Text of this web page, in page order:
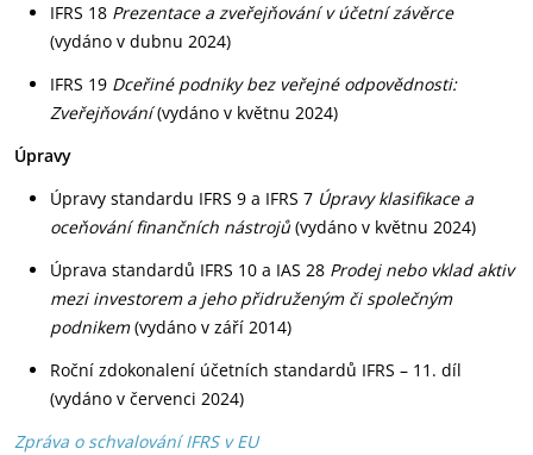
IFRS 18 Prezentace a zveřejňování v účetní závěrce
(vydáno v dubnu 2024)
IFRS 19 Dceřiné podniky bez veřejné odpovědnosti:
Zveřejňování(vydáno v květnu 2024)
Úpravy
Úpravy standardu IFRS 9 a IFRS 7 Úpravy klasifikace a
oceňování finančních nástrojů(vydáno v květnu 2024)
Úprava standardů IFRS 10 a IAS 28 Prodej nebo vklad aktiv
mezi investorem a jeho přidruženým či společným
podnikem(vydáno v září 2014)
Roční zdokonalení účetních standardů IFRS – 11. díl
(vydáno v červenci 2024)
Zpráva o schvalování IFRS v EU